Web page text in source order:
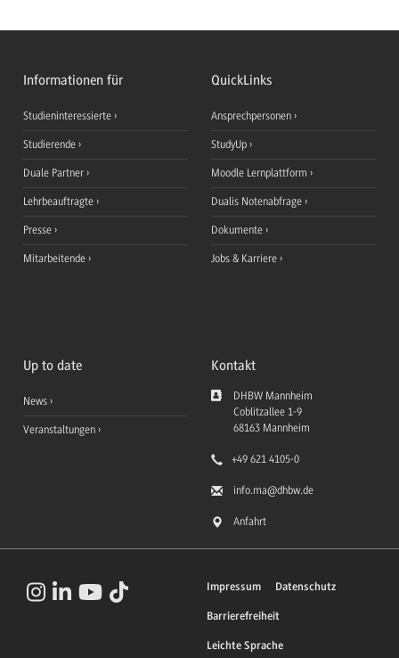
Informationen für
Studieninteressierte
Studierende
Duale Partner
Lehrbeauftragte
Presse
Mitarbeitende
QuickLinks
Ansprechpersonen
StudyUp
Moodle Lernplattform
Dualis Notenabfrage
Dokumente
Jobs & Karriere
Up to date
News
Veranstaltungen
Kontakt
DHBW Mannheim
Coblitzallee 1-9
68163 Mannheim
+49 621 4105-0
info.ma@dhbw.de
Anfahrt
Impressum Datenschutz
Barrierefreiheit
Leichte Sprache